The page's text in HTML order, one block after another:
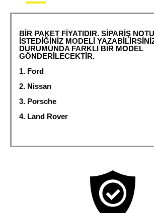
BİR PAKET FİYATIDIR. SİPARİŞ
İSTEDİĞİNİZ MODELİ
DURUMUNDA FARKLI BİR MODEL
GÖNDERİLECEKTİR.
1. Ford
2. Nissan
3. Porsche
4. Land Rover